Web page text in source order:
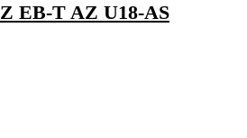
EB-T AZ U18-AS